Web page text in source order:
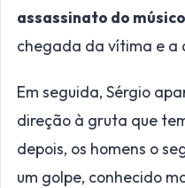
assassinato do músico
chegada da vítima e a
Em seguida, Sérgio
direção à gruta que
depois, os homens o
um golpe, conhecido